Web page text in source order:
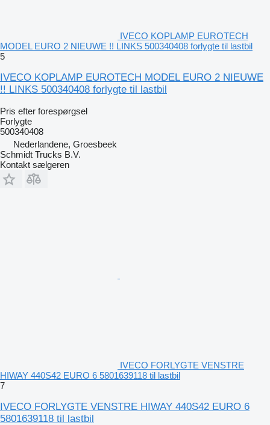
IVECO KOPLAMP EUROTECH
MODEL EURO 2 NIEUWE !! LINKS 500340408 forlygte til lastbil
5
IVECO KOPLAMP EUROTECH MODEL EURO 2 NIEUWE
!! LINKS 500340408 forlygte til lastbil
Pris efter forespørgsel
Forlygte
500340408
Nederlandene, Groesbeek
Schmidt Trucks B.V.
Kontakt sælgeren
IVECO FORLYGTE VENSTRE
HIWAY 440S42 EURO 6 5801639118 til lastbil
7
IVECO FORLYGTE VENSTRE HIWAY 440S42 EURO 6
5801639118 til lastbil